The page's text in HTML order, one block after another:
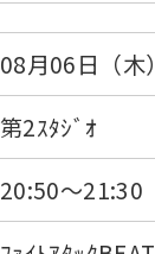
08月06日（木）
第2ｽﾀｼﾞｵ
20:50～21:30